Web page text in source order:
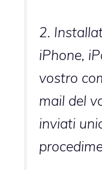
2.
iPhone,
vostro
mail del
inviati